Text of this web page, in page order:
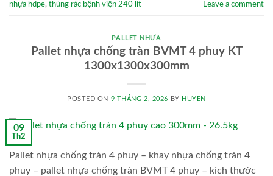
nhựa hdpe, thùng rác bệnh viện 240 lít Leave a comment
PALLET NHỰA
Pallet nhựa chống tràn BVMT 4 phuy KT
1300x1300x300mm
POSTED ON 9 THÁNG 2, 2026 BY HUYEN
09
Th2
Pallet nhựa chống tràn 4 phuy – khay nhựa chống tràn 4
phuy – pallet nhựa chống tràn BVMT 4 phuy – kích thước